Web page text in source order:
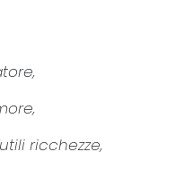
ricchezze,